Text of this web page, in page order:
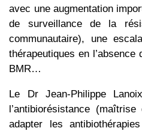
avec une augmentation
de surveillance de la
communautaire), une
thérapeutiques en
BMR…
Le Dr Jean-Philippe
l’antibiorésistance
adapter les